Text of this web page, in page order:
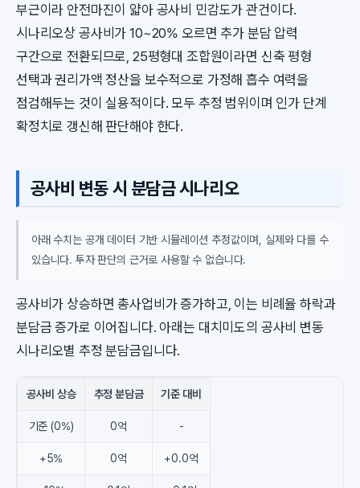
부근이라 안전마진이 얇아 공사비 민감도가 관건이다.
시나리오상 공사비가 10~20% 오르면 추가 분담 압력
구간으로 전환되므로, 25평형대 조합원이라면 신축 평형
선택과 권리가액 정산을 보수적으로 가정해 흡수 여력을
점검해두는 것이 실용적이다. 모두 추정 범위이며 인가 단계
확정치로 갱신해 판단해야 한다.
공사비 변동 시 분담금 시나리오
아래 수치는 공개 데이터 기반 시뮬레이션 추정값이며, 실제와 다를 수
있습니다. 투자 판단의 근거로 사용할 수 없습니다.
공사비가 상승하면 총사업비가 증가하고, 이는 비례율 하락과
분담금 증가로 이어집니다. 아래는 대치미도의 공사비 변동
시나리오별 추정 분담금입니다.
공사비 상승 추정 분담금 기준 대비
기준 (0%) 0억 -
+5% 0억 +0.0억